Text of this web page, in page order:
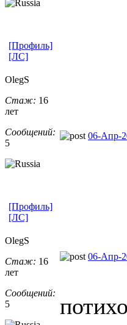
[Профиль]
[ЛС]
OlegS
Стаж: 16
лет
Сообщений:
5
06-Апр-
[Профиль]
[ЛС]
OlegS
Стаж: 16
лет
Сообщений:
5
06-Апр-